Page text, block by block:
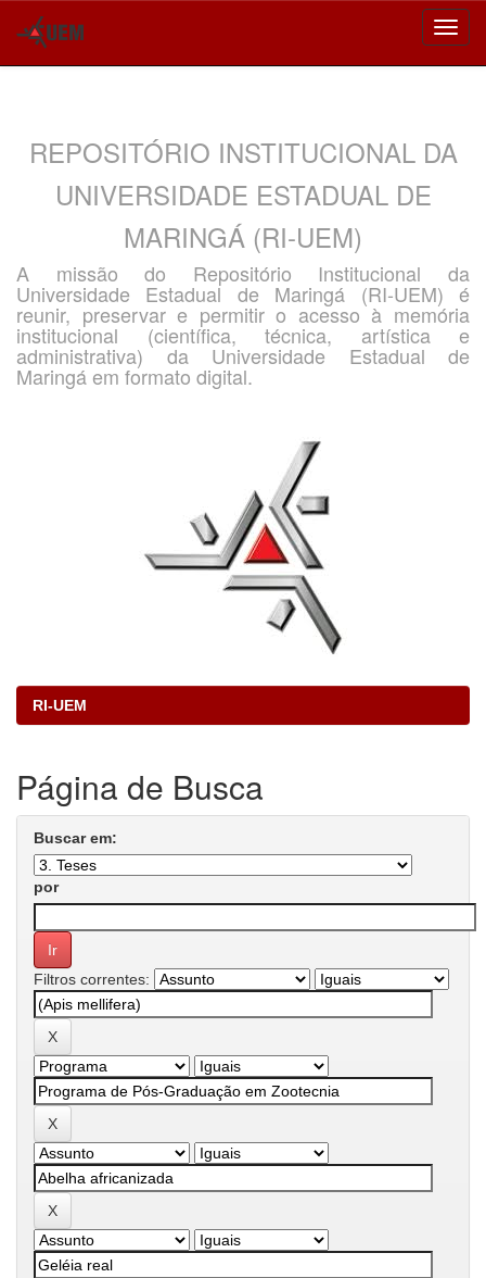
REPOSITÓRIO INSTITUCIONAL DA
UNIVERSIDADE ESTADUAL DE
MARINGÁ (RI-UEM)
A missão do Repositório Institucional da
Universidade Estadual de Maringá (RI-UEM) é
reunir, preservar e permitir o acesso à memória
institucional (científica, técnica, artística e
administrativa) da Universidade Estadual de
Maringá em formato digital.
RI-UEM
Página de Busca
Buscar em:
por
Filtros correntes: